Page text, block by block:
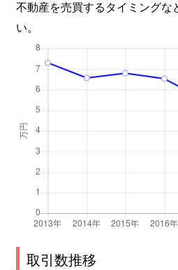
不動産を売買するタイミングな
い。
取引数推移